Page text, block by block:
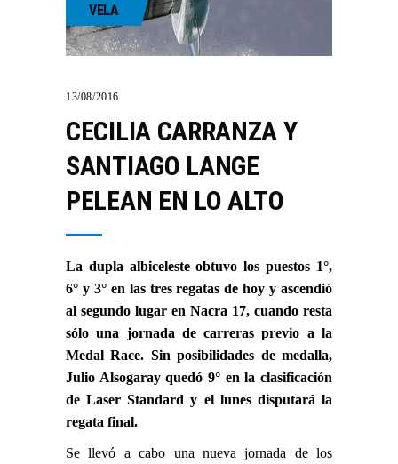
VELA
13/08/2016
CECILIA CARRANZA Y
SANTIAGO LANGE
PELEAN EN LO ALTO
La dupla albiceleste obtuvo los puestos 1°,
6° y 3° en las tres regatas de hoy y ascendió
al segundo lugar en Nacra 17, cuando resta
sólo una jornada de carreras previo a la
Medal Race. Sin posibilidades de medalla,
Julio Alsogaray quedó 9° en la clasificación
de Laser Standard y el lunes disputará la
regata final.
Se llevó a cabo una nueva jornada de los